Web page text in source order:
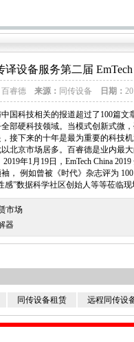
译设备服务第二届 EmTech
百睿德 来源： 同传设备 日期：
国科技相关的报道超过了100篇
部硬科技领域。当模式创新式微
接下来的十年是最为重要的科技
北京市场居多。百睿德是业内最
年1月19日，EmTech China
， 例如曾被《时代》杂志评为
”数据科学社区创始人等等莅临
市场
器
同传设备租赁 远程同传设